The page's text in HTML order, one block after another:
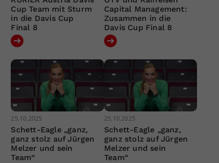
Cup Team mit Sturm
in die Davis Cup
Final 8
Capital Management:
Zusammen in die
Davis Cup Final 8
25.10.2025
Schett-Eagle „ganz,
ganz stolz auf Jürgen
Melzer und sein
Team“
25.10.2025
Schett-Eagle „ganz,
ganz stolz auf Jürgen
Melzer und sein
Team“